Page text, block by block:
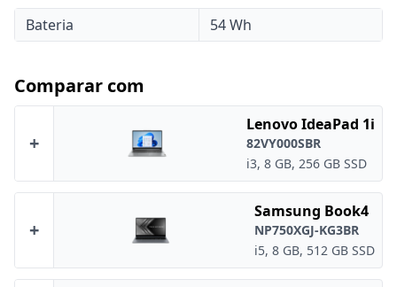
Bateria 54 Wh
Comparar com
+
Lenovo IdeaPad 1i
82VY000SBR
i3, 8 GB, 256 GB SSD
+
Samsung Book4
NP750XGJ-KG3BR
i5, 8 GB, 512 GB SSD